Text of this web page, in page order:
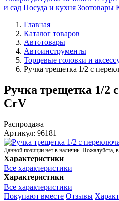
и сад Посуда и кухня Зоотовары
Главная
Каталог товаров
Автотовары
Автоинструменты
Торцевые головки и
Ручка трещетка 1/2 с
Ручка трещетка 1/2
CrV
Распродажа
Артикул: 96181
Данной позиции нет в наличии. Пожалуйста,
Характеристики
Все характеристики
Характеристики
Все характеристики
Покупают вместе Отзывы